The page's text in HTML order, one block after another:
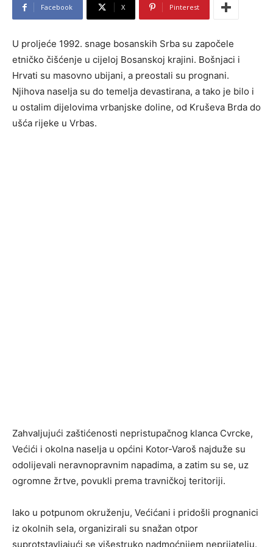
Facebook X Pinterest
U proljeće 1992. snage bosanskih Srba su započele
etničko čišćenje u cijeloj Bosanskoj krajini. Bošnjaci i
Hrvati su masovno ubijani, a preostali su prognani.
Njihova naselja su do temelja devastirana, a tako je bilo i
u ostalim dijelovima vrbanjske doline, od Kruševa Brda do
ušća rijeke u Vrbas.
Zahvaljujući zaštićenosti nepristupačnog klanca Cvrcke,
Većići i okolna naselja u općini Kotor-Varoš najduže su
odolijevali neravnopravnim napadima, a zatim su se, uz
ogromne žrtve, povukli prema travničkoj teritoriji.
Iako u potpunom okruženju, Većićani i pridošli prognanici
iz okolnih sela, organizirali su snažan otpor
suprotstavljajući se višestruko nadmoćnijem neprijatelju.